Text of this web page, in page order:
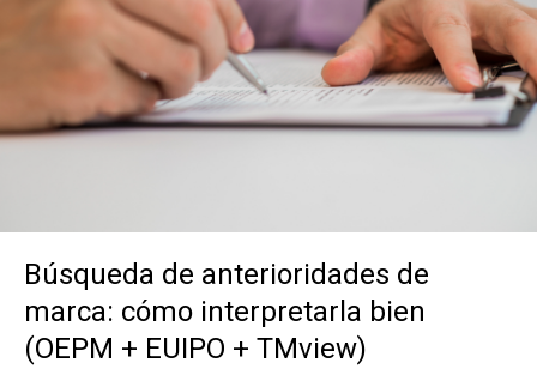
Búsqueda de anterioridades de
marca: cómo interpretarla bien
(OEPM + EUIPO + TMview)